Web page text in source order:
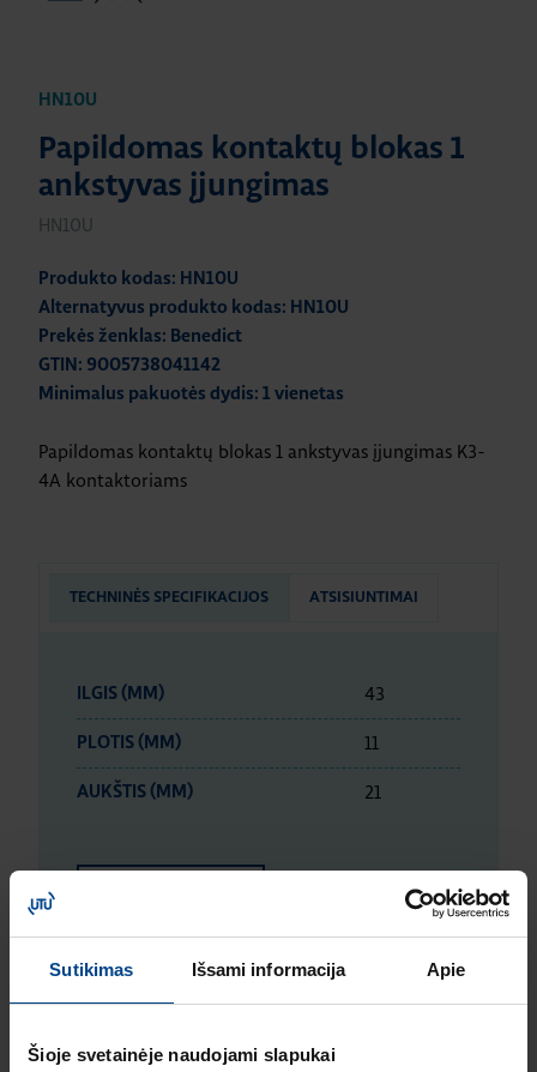
Sutikimas Išsami informacija Apie
Šioje svetainėje naudojami slapukai
HN10U
Papildomas kontaktų blokas 1
ankstyvas įjungimas
HN10U
Produkto kodas: HN10U
Alternatyvus produkto kodas: HN10U
Prekės ženklas: Benedict
GTIN: 9005738041142
Minimalus pakuotės dydis: 1 vienetas
Papildomas kontaktų blokas 1 ankstyvas įjungimas K3-
4A kontaktoriams
TECHNINĖS SPECIFIKACIJOS ATSISIUNTIMAI
ILGIS (MM) 43
PLOTIS (MM) 11
AUKŠTIS (MM) 21
LOGISTIKOS DUOMENYS
ĮVERTINIMAI IR ŽYMĖJIMAI